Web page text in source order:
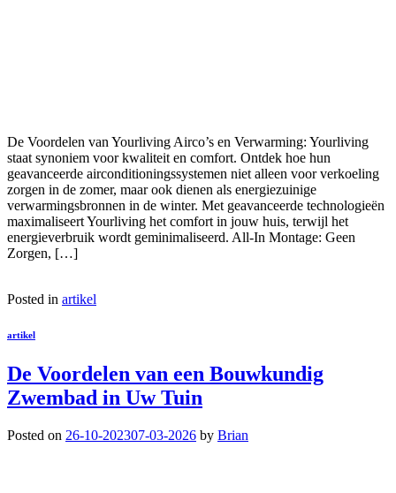
De Voordelen van Yourliving Airco’s en Verwarming: Yourliving
staat synoniem voor kwaliteit en comfort. Ontdek hoe hun
geavanceerde airconditioningssystemen niet alleen voor verkoeling
zorgen in de zomer, maar ook dienen als energiezuinige
verwarmingsbronnen in de winter. Met geavanceerde technologieën
maximaliseert Yourliving het comfort in jouw huis, terwijl het
energieverbruik wordt geminimaliseerd. All-In Montage: Geen
Zorgen, […]
Posted in artikel
artikel
De Voordelen van een Bouwkundig
Zwembad in Uw Tuin
Posted on 26-10-202307-03-2026 by Brian